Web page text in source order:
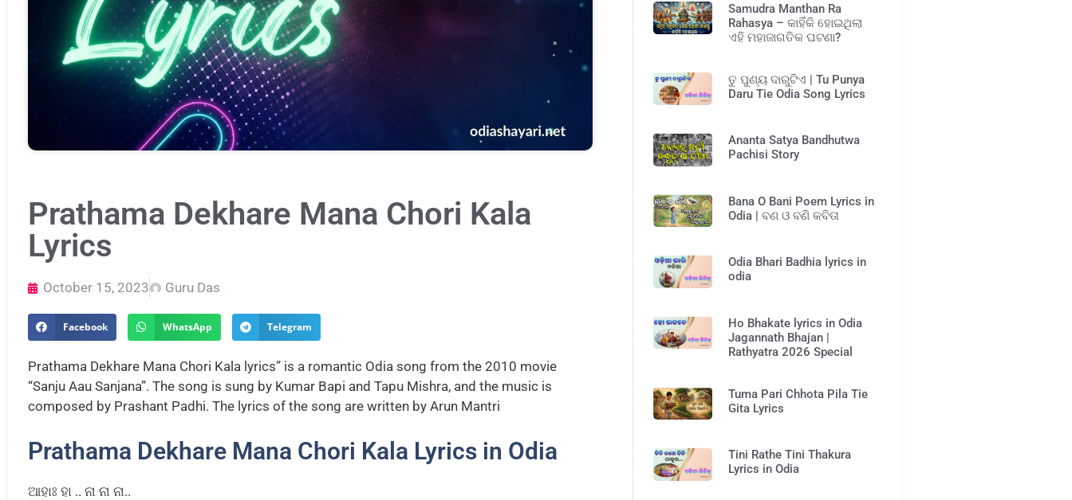
Prathama Dekhare Mana Chori Kala
Lyrics
October 15, 2023 Guru Das
Facebook WhatsApp Telegram
Prathama Dekhare Mana Chori Kala lyrics” is a romantic Odia song from the 2010 movie
“Sanju Aau Sanjana”. The song is sung by Kumar Bapi and Tapu Mishra, and the music is
composed by Prashant Padhi. The lyrics of the song are written by Arun Mantri
Prathama Dekhare Mana Chori Kala Lyrics in Odia
ଆହାଃ ହା .. ନା ନା ନା..
Samudra Manthan Ra
Rahasya – କାହିଁକି ହୋଇଥିଲା
ଏହି ମହାଜାଗତିକ ଘଟଣା?
ତୁ ପୁଣ୍ୟ ଦାରୁଟିଏ | Tu Punya
Daru Tie Odia Song Lyrics
Ananta Satya Bandhutwa
Pachisi Story
Bana O Bani Poem Lyrics in
Odia | ବଣ ଓ ବଣି କବିତା
Odia Bhari Badhia lyrics in
odia
Ho Bhakate lyrics in Odia
Jagannath Bhajan |
Rathyatra 2026 Special
Tuma Pari Chhota Pila Tie
Gita Lyrics
Tini Rathe Tini Thakura
Lyrics in Odia